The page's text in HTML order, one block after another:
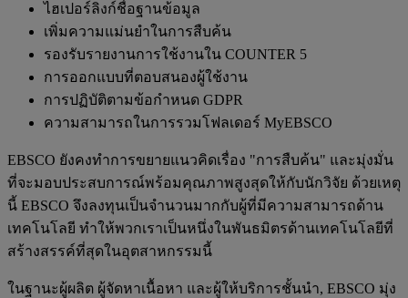
ไฮเปอร์ลิงก์ชื่อฐานข้อมูล
เพิ่มความแม่นยำในการสืบค้น
รองรับรายงานการใช้งานใน COUNTER 5
การออกแบบที่ตอบสนองผู้ใช้งาน
การปฏิบัติตามข้อกำหนด GDPR
ความสามารถในการรวมโฟลเดอร์ MyEBSCO
EBSCO ยังคงทำการขยายแนวคิดเรื่อง "การสืบค้น" และมุ่งมั่น
ที่จะมอบประสบการณ์พร้อมคุณภาพสูงสุดให้กับนักวิจัย ด้วยเหตุ
นี้ EBSCO จึงลงทุนเป็นจำนวนมากกับผู้ที่มีความสามารถด้าน
เทคโนโลยี ทำให้พวกเราเป็นหนึ่งในพันธมิตรด้านเทคโนโลยีที่
สร้างสรรค์ที่สุดในอุตสาหกรรมนี้
ในฐานะผู้ผลิต ผู้จัดหาเนื้อหา และผู้ให้บริการชั้นนำ, EBSCO มุ่ง